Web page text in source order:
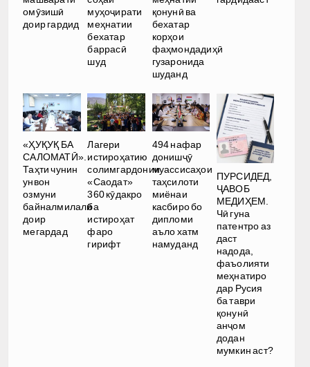
омӯзишӣ
доир гардид
муҳоҷирати
меҳнатии
бехатар
баррасӣ
шуд
қонунӣ ва
бехатар
корҳои
фаҳмондадиҳӣ
гузаронида
шуданд
«ҲУҚУҚ БА
САЛОМАТӢ».
Таҳти чунин
унвон
озмуни
байналмилалӣ
доир
мегардад
Лагери
истироҳатию
солимгардонии
«Саодат»
360 кӯдакро
ба
истироҳат
фаро
гирифт
494 нафар
донишҷӯ
муассисаҳои
таҳсилоти
миёнаи
касбиро бо
дипломи
аъло хатм
намуданд
ПУРСИДЕД,
ҶАВОБ
МЕДИҲЕМ.
Чӣ гуна
патентро аз
даст
надода,
фаъолияти
меҳнатиро
дар Русия
ба таври
қонунӣ
анҷом
додан
мумкин аст?